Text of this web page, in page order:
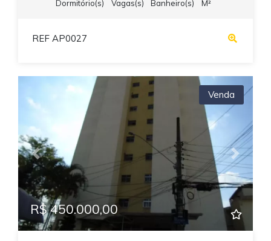
Dormitório(s)
Vagas(s)
Banheiro(s)
M²
REF AP0027
Previous Next
Venda
R$ 450.000,00